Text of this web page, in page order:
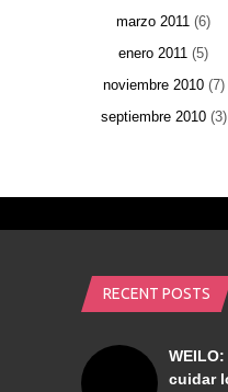
marzo 2011 (6)
enero 2011 (5)
noviembre 2010(7)
septiembre 2010(3)
RECENT POSTS
cuidar